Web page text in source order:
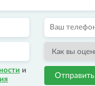
и
Отправить